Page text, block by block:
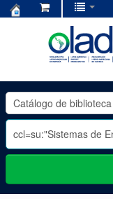
OLADE
-